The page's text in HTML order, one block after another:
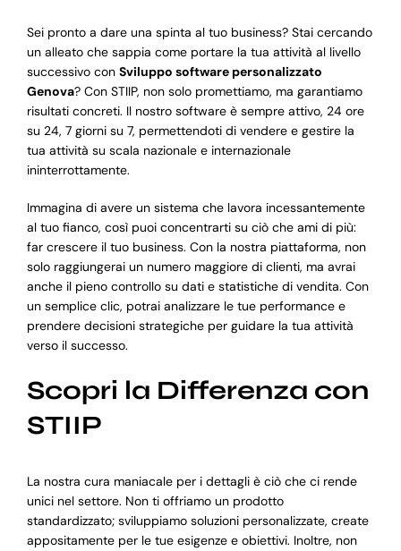
Sei pronto a dare una spinta al tuo business? Stai cercando
un alleato che sappia come portare la tua attività al livello
successivo con Sviluppo software personalizzato
Genova? Con STIIP, non solo promettiamo, ma garantiamo
risultati concreti. Il nostro software è sempre attivo, 24 ore
su 24, 7 giorni su 7, permettendoti di vendere e gestire la
tua attività su scala nazionale e internazionale
ininterrottamente.
Immagina di avere un sistema che lavora incessantemente
al tuo fianco, così puoi concentrarti su ciò che ami di più:
far crescere il tuo business. Con la nostra piattaforma, non
solo raggiungerai un numero maggiore di clienti, ma avrai
anche il pieno controllo su dati e statistiche di vendita. Con
un semplice clic, potrai analizzare le tue performance e
prendere decisioni strategiche per guidare la tua attività
verso il successo.
Scopri la Differenza con
STIIP
La nostra cura maniacale per i dettagli è ciò che ci rende
unici nel settore. Non ti offriamo un prodotto
standardizzato; sviluppiamo soluzioni personalizzate, create
appositamente per le tue esigenze e obiettivi. Inoltre, non